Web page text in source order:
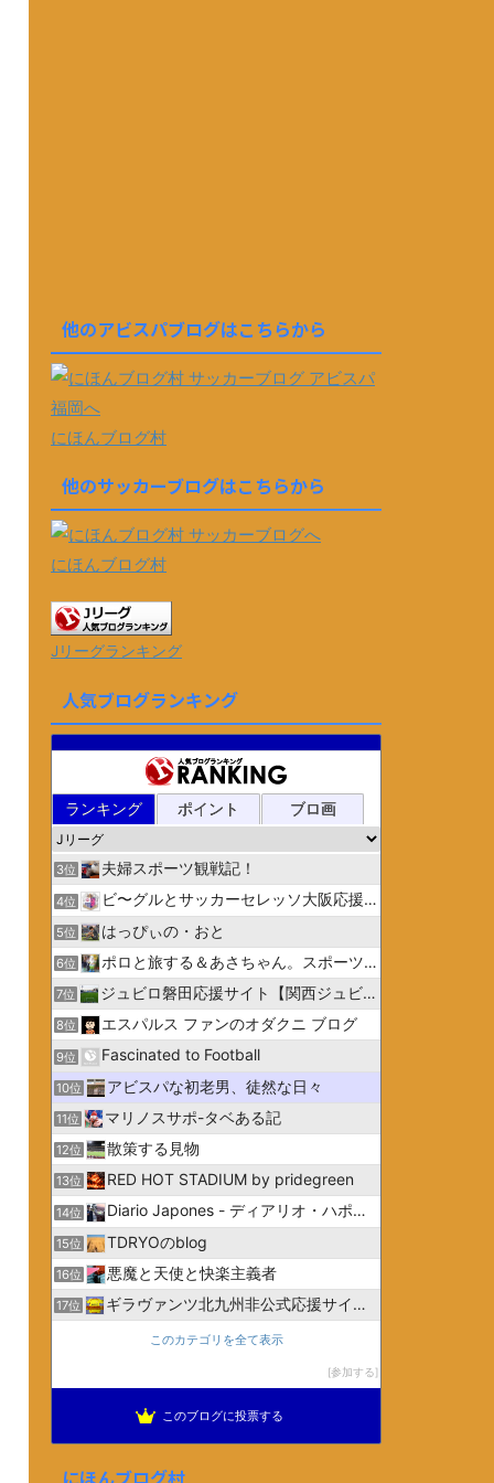
他のアビスパブログはこちらから
にほんブログ村
他のサッカーブログはこちらから
にほんブログ村
Jリーグランキング
人気ブログランキング
ランキング ポイント ブロ画
3位 夫婦スポーツ観戦記！
4位 ビ〜グルとサッカーセレッソ大阪応援日記
5位 はっぴぃの・おと
6位 ポロと旅する＆あさちゃん。スポーツ３
7位 ジュビロ磐田応援サイト【関西ジュビリスト】
8位 エスパルス ファンのオダクニ ブログ
9位 Fascinated to Football
10位 アビスパな初老男、徒然な日々
11位 マリノスサポ-タベある記
12位 散策する見物
13位 RED HOT STADIUM by pridegreen
14位 Diario Japones - ディアリオ・ハポネス
15位 TDRYOのblog
16位 悪魔と天使と快楽主義者
17位 ギラヴァンツ北九州非公式応援サイトGiravanz.net
このカテゴリを全て表示
参加する
このブログに投票する
にほんブログ村